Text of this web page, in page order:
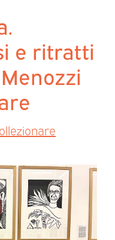
e ritratti